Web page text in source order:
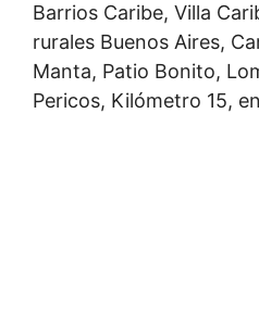
Barrios Caribe, Villa
rurales Buenos Aires,
Manta, Patio Bonito,
Pericos, Kilómetro 15,